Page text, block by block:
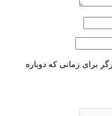
برای زمانی که دوباره